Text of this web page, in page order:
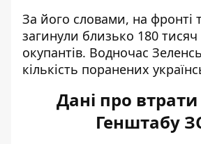
За його словами, на фронті
загинули близько 180 тисяч
окупантів. Водночас
кількість поранених
Дані про
Генштабу